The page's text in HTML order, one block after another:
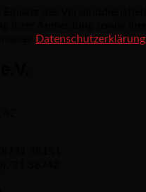
Datenschutzerklärung